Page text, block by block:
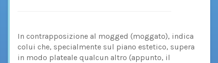
In contrapposizione al mogged (moggato), indica
colui che, specialmente sul piano estetico, supera
in modo plateale qualcun altro (appunto, il